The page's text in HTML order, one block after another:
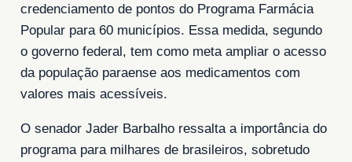
credenciamento de pontos do Programa Farmácia
Popular para 60 municípios. Essa medida, segundo
o governo federal, tem como meta ampliar o acesso
da população paraense aos medicamentos com
valores mais acessíveis.
O senador Jader Barbalho ressalta a importância do
programa para milhares de brasileiros, sobretudo